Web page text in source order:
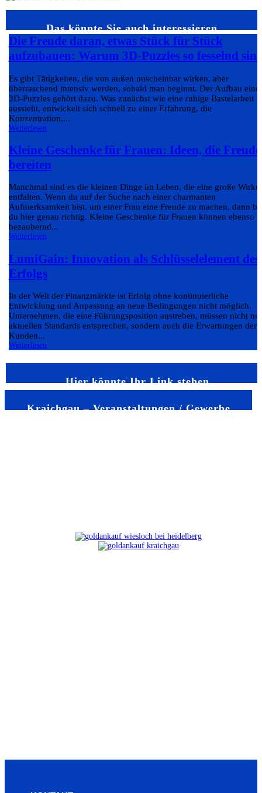
Das könnte Sie auch interessieren…
Die Freude daran, etwas Stück für Stück
aufzubauen: Warum 3D-Puzzles so fesselnd
Es gibt Tätigkeiten, die von außen unscheinbar wirken, aber
überraschend intensiv werden, sobald man beginnt. Der Aufbau
3D-Puzzles gehört dazu. Was zunächst wie eine ruhige Bastelarbeit
aussieht, entwickelt sich schnell zu einer Erfahrung, die
Konzentration,...
Weiterlesen
Kleine Geschenke für Frauen: Ideen, die Freude
bereiten
Manchmal sind es die kleinen Dinge im Leben, die eine große
entfalten. Wenn du auf der Suche nach einer charmanten
Aufmerksamkeit bist, um einer Frau eine Freude zu machen, dann
du hier genau richtig. Kleine Geschenke für Frauen können ebenso
bezaubernd...
Weiterlesen
LumiGain: Innovation als Schlüsselelement des
Erfolgs
In der Welt der Finanzmärkte ist Erfolg ohne kontinuierliche
Entwicklung und Anpassung an neue Bedingungen nicht möglich.
Unternehmen, die eine Führungsposition anstreben, müssen nicht nur
aktuellen Standards entsprechen, sondern auch die Erwartungen der
Kunden...
Weiterlesen
Hier könnte Ihr Link stehen
Kraichgau – Veranstaltungen / Gewerbe